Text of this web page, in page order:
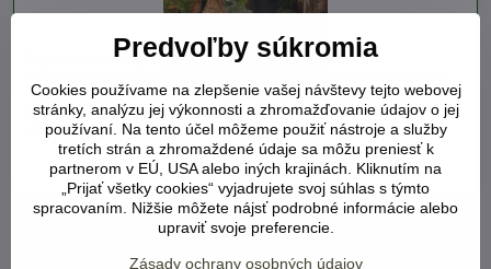
Hyophorbe Lagenicaulis - výška 230-250cm
vzácna dekorácia záhrady aj interiéru. Palma sa zaraďuje do
kategórie "prísne tropické palmy".
Dostupnosť: Viď status produktu
952 € Do košíka
TERMÍNY VYKLÁDOK tovaru -
Predvoľby súkromia
Cookies používame na zlepšenie vašej návštevy tejto webovej
stránky, analýzu jej výkonnosti a zhromažďovanie údajov o jej
používaní. Na tento účel môžeme použiť nástroje a služby
tretích strán a zhromaždené údaje sa môžu preniesť k
partnerom v EÚ, USA alebo iných krajinách. Kliknutím na
„Prijať všetky cookies“ vyjadrujete svoj súhlas s týmto
spracovaním. Nižšie môžete nájsť podrobné informácie alebo
upraviť svoje preferencie.
Zásady ochrany osobných údajov